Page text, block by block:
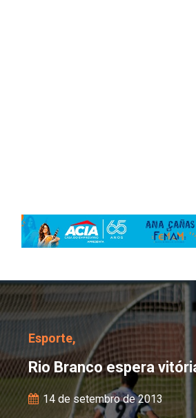
Rio Branco
Esporte,
Rio Branco espera
14 de setembro de 2013